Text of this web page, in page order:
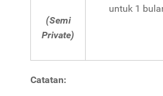
(Semi
Private)
untuk 1
Catatan: